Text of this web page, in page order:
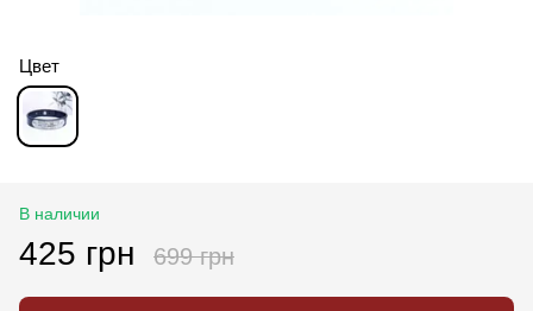
Цвет
В наличии
425 грн 699 грн